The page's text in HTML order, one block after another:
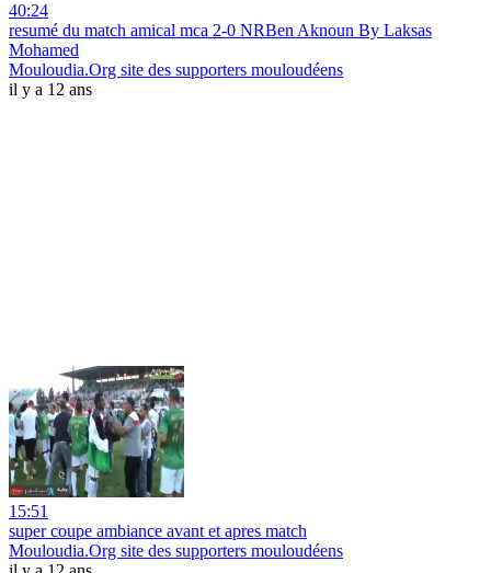
40:24
resumé du match amical mca 2-0 NRBen Aknoun By Laksas
Mohamed
Mouloudia.Org site des supporters mouloudéens
il y a 12 ans
15:51
super coupe ambiance avant et apres match
Mouloudia.Org site des supporters mouloudéens